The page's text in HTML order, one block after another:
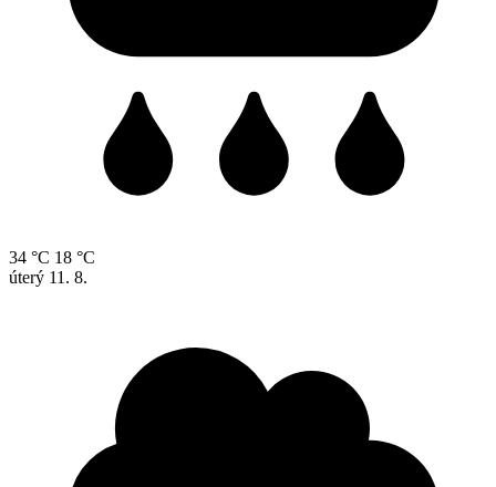
34 °C 18 °C
úterý 11. 8.